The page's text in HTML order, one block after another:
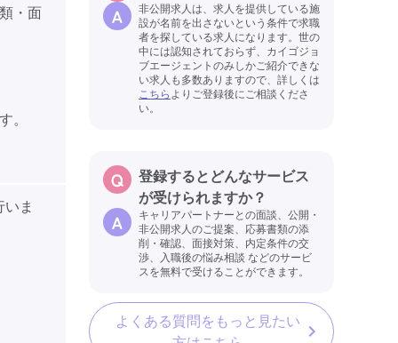
・面
。
ま
非公開求人は、求人を提供している施
設が名前を出さないという条件で求職
者を探している求人になります。世の
中には認知されておらず、カイゴジョ
ブエージェントのみしかご紹介できな
い求人も多数ありますので、詳しくは
こちらよりご登録後にご相談くださ
い。
登録するとどんなサービス
が受けられますか？
キャリアパートナーとの面談、公開・
非公開求人のご提案、応募書類の添
削・確認、面接対策、内定条件の交
渉、入職後の悩み相談 などのサービ
スを無料で受けることができます。
よくある質問をもっと見たい